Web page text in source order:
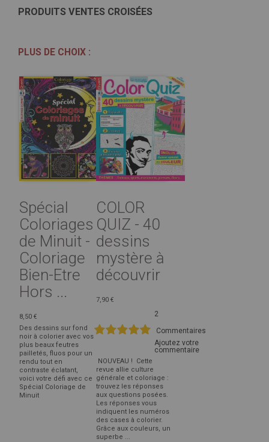
PRODUITS VENTES CROISÉES
PLUS DE CHOIX :
Spécial
Coloriages
de Minuit -
Coloriage
Bien-Etre
Hors ...
8,50 €
Des dessins sur fond
noir à colorier avec vos
plus beaux feutres
pailletés, fluos pour un
rendu tout en
contraste éclatant,
voici votre défi avec ce
Spécial Coloriage de
Minuit
COLOR
QUIZ - 40
dessins
mystère à
découvrir
7,90 €
Notation:
100%
2
Commentaires
Ajoutez votre
commentaire
NOUVEAU ! Cette
revue allie culture
générale et coloriage :
trouvez les réponses
aux questions posées.
Les réponses vous
indiquent les numéros
des cases à colorier.
Grâce aux couleurs, un
superbe ...